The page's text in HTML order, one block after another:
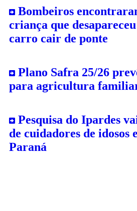
Bombeiros
criança que
carro cair de ponte
Plano Safra 25/26
para agricultura
Pesquisa do Ipardes
de cuidadores de idosos
Paraná